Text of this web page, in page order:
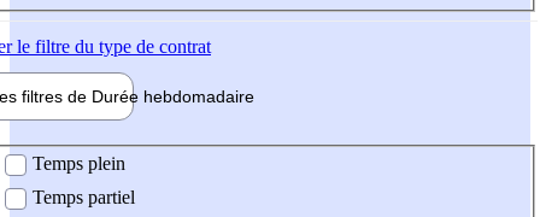
le filtre du type de contrat
filtres de Durée hebdomadaire
Temps plein
Temps partiel